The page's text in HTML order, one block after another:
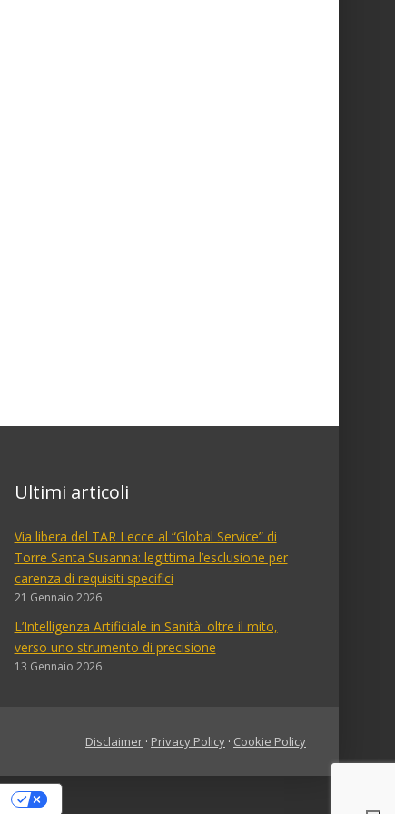
Ultimi articoli
Via libera del TAR Lecce al “Global Service” di
Torre Santa Susanna: legittima l’esclusione per
carenza di requisiti specifici
21 Gennaio 2026
L’Intelligenza Artificiale in Sanità: oltre il mito,
verso uno strumento di precisione
13 Gennaio 2026
Disclaimer · Privacy Policy · Cookie Policy